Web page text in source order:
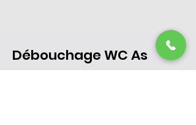
Débouchage WC As